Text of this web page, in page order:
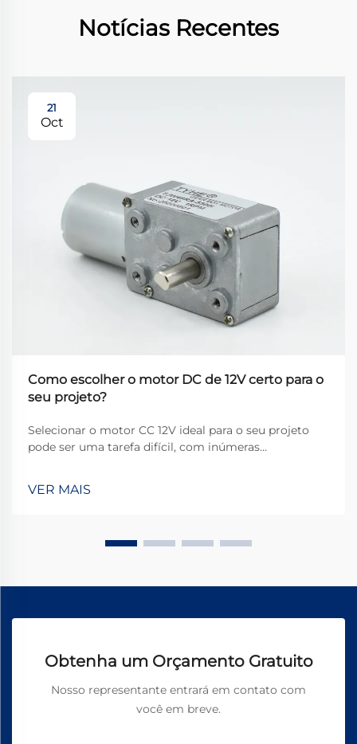
Notícias Recentes
21
Oct
Como escolher o motor DC de 12V certo para o
seu projeto?
Selecionar o motor CC 12V ideal para o seu projeto
pode ser uma tarefa difícil, com inúmeras
personalizado para carro ou um dispositivo
VER MAIS
Obtenha um Orçamento Gratuito
Nosso representante entrará em contato com
você em breve.